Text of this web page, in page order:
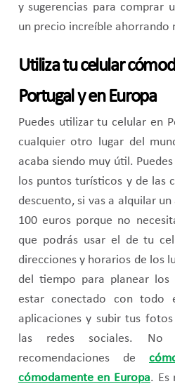
y sugerencias para comprar
un precio increíble ahorrando
Utiliza tu celular
Portugal y en Europa
Puedes utilizar tu celular en
cualquier otro lugar del
acaba siendo muy útil.
los puntos turísticos y de las
descuento, si vas a alquilar
100 euros porque no
que podrás usar el de tu
direcciones y horarios de los
del tiempo para planear los
estar conectado con todo
aplicaciones y subir tus
las redes sociales. No
recomendaciones de
cómodamente en Europa. Es